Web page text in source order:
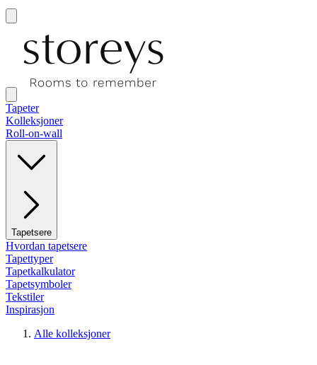
Tapeter
Kolleksjoner
Roll-on-wall
Tapetsere
Hvordan tapetsere
Tapettyper
Tapetkalkulator
Tapetsymboler
Tekstiler
Inspirasjon
Alle kolleksjoner